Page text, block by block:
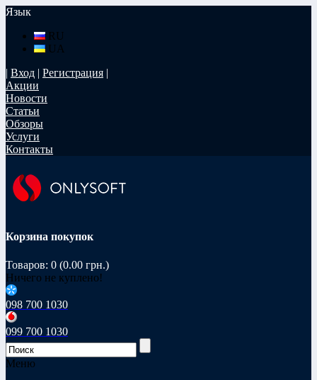
Язык
RU
UA
| Вход | Регистрация |
Акции
Новости
Статьи
Обзоры
Услуги
Контакты
Корзина покупок
Товаров: 0 (0.00 грн.)
Ничего не куплено!
098 700 1030
099 700 1030
Меню